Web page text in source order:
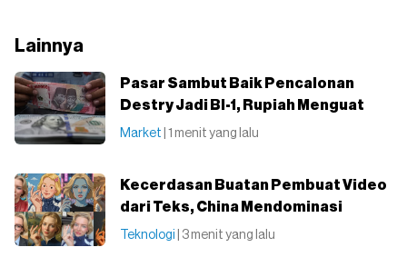
Lainnya
Pasar Sambut Baik Pencalonan
Destry Jadi BI-1, Rupiah Menguat
Market | 1 menit yang lalu
Kecerdasan Buatan Pembuat Video
dari Teks, China Mendominasi
Teknologi | 3 menit yang lalu